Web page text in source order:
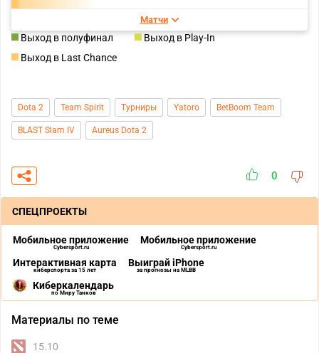
Матчи
Выход в полуфинал
Выход в Play-In
Выход в Last Chance
Dota 2 Team Spirit Турниры Yatoro BetBoom Team
BLAST Slam IV Aureus Dota 2
0
СПЕЦПРОЕКТЫ
Мобильное приложение
Cybersport.ru
Мобильное приложение
Cybersport.ru
Интерактивная карта
киберспорта за 15 лет
Выиграй iPhone
за прогнозы на MLBB
Киберкалендарь
по Миру Танков
Материалы по теме
15.10